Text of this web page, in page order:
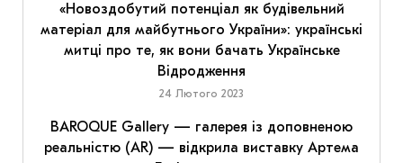
«Новоздобутий потенціал як будівельний
матеріал для майбутнього України»: українські
митці про те, як вони бачать Українське
Відродження
24 Лютого 2023
BAROQUE Gallery — галерея із доповненою
реальністю (AR) — відкрила виставку Артема